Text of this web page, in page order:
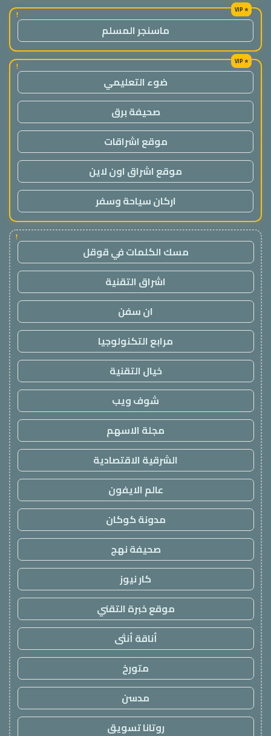
!
ماسنجر المسلم
!
ضوء التعليمي
صحيفة برق
موقع اشراقات
موقع اشراق اون لاين
اركان سياحة وسفر
!
مسك الكلمات في قوقل
اشراق التقنية
ان سفن
مرابع التكنولوجيا
خيال التقنية
شوف ويب
مجلة الاسهم
الشرقية الاقتصادية
عالم الايفون
مدونة كوكان
صحيفة نهج
كار نيوز
موقع خبرة التقني
أناقة أنثى
متورخ
مدسن
روتانا تسويق